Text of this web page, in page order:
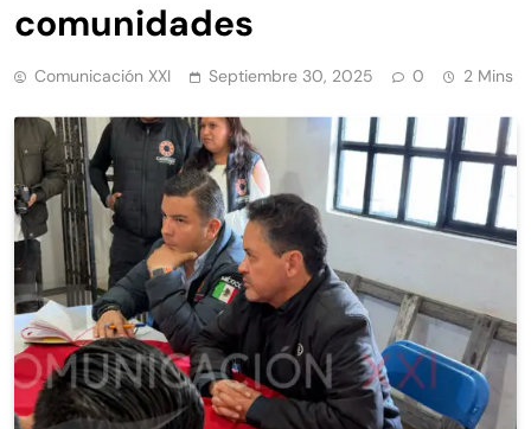
comunidades
Comunicación XXI Septiembre 30, 2025 0 2 Mins